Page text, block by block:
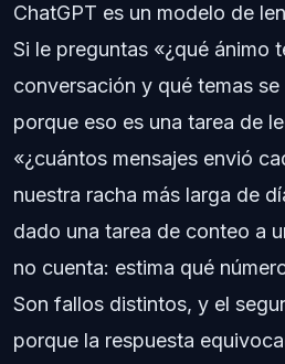
ChatGPT es un modelo de
Si le preguntas «¿qué ánimo
conversación y qué temas se
porque eso es una tarea de
«¿cuántos mensajes envió
nuestra racha más larga de
dado una tarea de conteo a
no cuenta: estima qué
Son fallos distintos, y el
porque la respuesta